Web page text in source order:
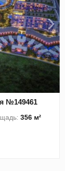
№149461
356 м²